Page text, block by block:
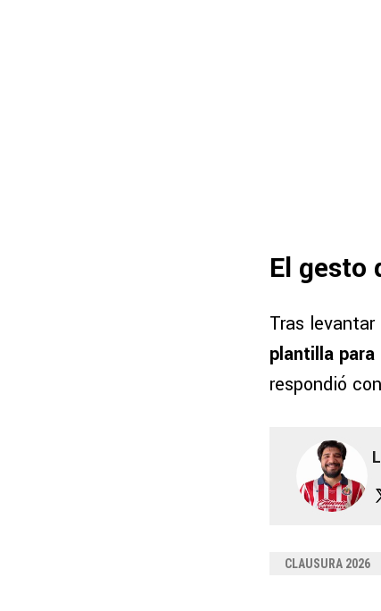
El gesto
Tras levantar
plantilla
respondió
CLAUSURA 2026